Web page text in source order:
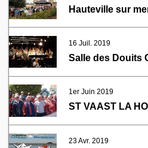
16 Juil. 2019
Salle des Douits
1er Juin 2019
ST VAAST LA
23 Avr. 2019